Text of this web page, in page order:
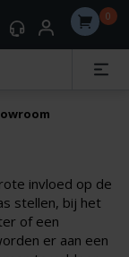
0
invloed op de
stellen, bij het
of een
er aan een